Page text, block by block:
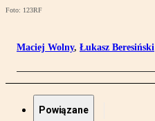
Foto: 123RF
Maciej Wolny, Łukasz Beresiński
Powiązane